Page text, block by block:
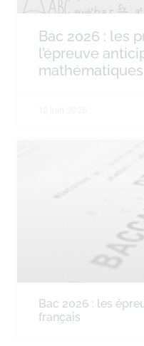
Bac 2026 : les
l’épreuve
Bac 2026 : les
français